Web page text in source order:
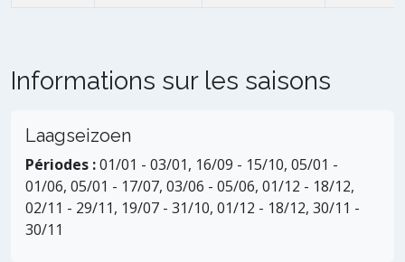
Informations sur les saisons
Laagseizoen
Périodes :01/01 - 03/01, 16/09 - 15/10, 05/01 -
01/06, 05/01 - 17/07, 03/06 - 05/06, 01/12 - 18/12,
02/11 - 29/11, 19/07 - 31/10, 01/12 - 18/12, 30/11 -
30/11